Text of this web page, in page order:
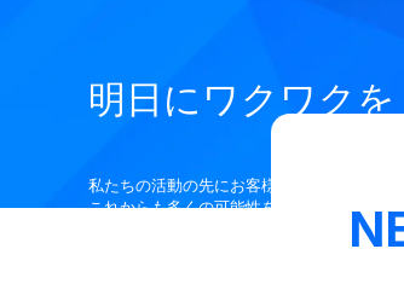
明日にワクワクを
私たちの活動の先にお客様の笑顔があると信
これからも多くの可能性を見出し、挑戦し続